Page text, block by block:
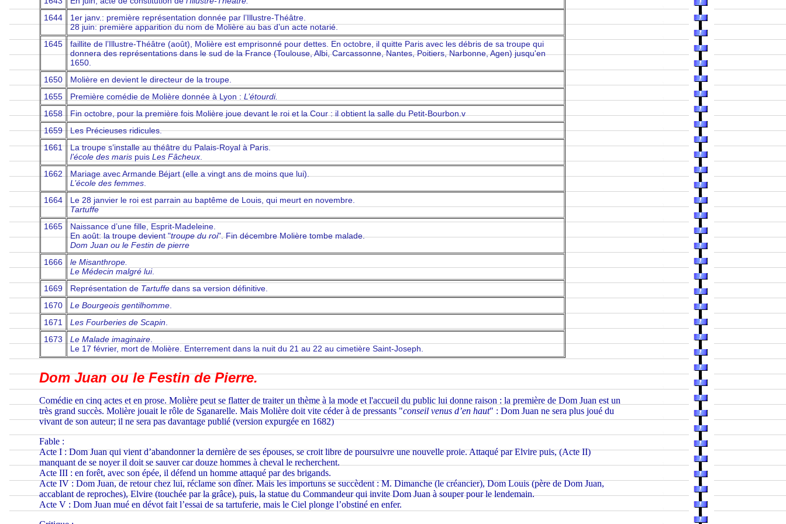
1644
1er janv.: première représentation donnée par l’Illustre-Théâtre.
28 juin: première apparition du nom de Molière au bas d’un acte notarié.
1645
faillite de l’Illustre-Théâtre (août), Molière est emprisonné pour dettes. En octobre, il quitte Paris avec les débris de sa troupe qui
donnera des représentations dans le sud de la France (Toulouse, Albi, Carcassonne, Nantes, Poitiers, Narbonne, Agen) jusqu'en
1650.
1650
Molière en devient le directeur de la troupe.
1655
Première comédie de Molière donnée à Lyon :L’étourdi.
1658
Fin octobre, pour la première fois Molière joue devant le roi et la Cour : il obtient la salle du Petit-Bourbon.v
1659
Les Précieuses ridicules.
1661
La troupe s’installe au théâtre du Palais-Royal à Paris.
l’école des maris puisLes Fâcheux
1662
Mariage avec Armande Béjart (elle a vingt ans de moins que lui).
L’école des femmes
1664
Le 28 janvier le roi est parrain au baptême de Louis, qui meurt en novembre.
Tartuffe
1665
Naissance d’une fille, Esprit-Madeleine.
En août: la troupe devient "troupe du roi". Fin décembre Molière tombe malade.
Dom Juan ou le Festin de pierre
1666
le Misanthrope.
Le Médecin malgré lui.
1669
Représentation de Tartuffe dans sa version définitive.
1670
Le Bourgeois gentilhomme
1671
Les Fourberies de Scapin
1673
Le Malade imaginaire
Le 17 février, mort de Molière. Enterrement dans la nuit du 21 au 22 au cimetière Saint-Joseph.
Dom Juan ou le Festin de Pierre.
Comédie en cinq actes et en prose. Molière peut se flatter de traiter un thème à la mode et l'accueil du public lui donne raison : la première de Dom Juan est un
très grand succès. Molière jouait le rôle de Sganarelle. Mais Molière doit vite céder à de pressants "conseil venus d’en haut" : Dom Juan ne sera plus joué du
vivant de son auteur; il ne sera pas davantage publié (version expurgée en 1682)
Fable :
Acte I : Dom Juan qui vient d’abandonner la dernière de ses épouses, se croit libre de poursuivre une nouvelle proie. Attaqué par Elvire puis, (Acte II)
manquant de se noyer il doit se sauver car douze hommes à cheval le recherchent.
Acte III : en forêt, avec son épée, il défend un homme attaqué par des brigands.
Acte IV : Dom Juan, de retour chez lui, réclame son dîner. Mais les importuns se succèdent : M. Dimanche (le créancier), Dom Louis (père de Dom Juan,
accablant de reproches), Elvire (touchée par la grâce), puis, la statue du Commandeur qui invite Dom Juan à souper pour le lendemain.
Acte V : Dom Juan mué en dévot fait l’essai de sa tartuferie, mais le Ciel plonge l’obstiné en enfer.